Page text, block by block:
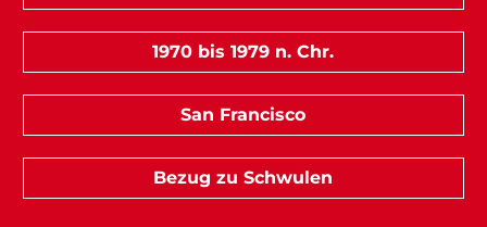
1970 bis 1979 n. Chr.
San Francisco
Bezug zu Schwulen